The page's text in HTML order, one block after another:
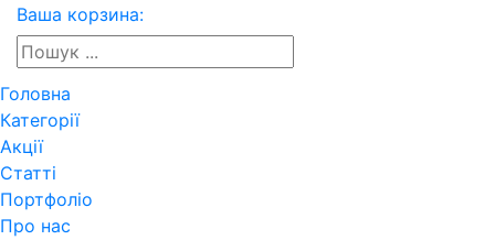
Ваша корзина:
Головна
Категорії
Акції
Статті
Портфоліо
Про нас